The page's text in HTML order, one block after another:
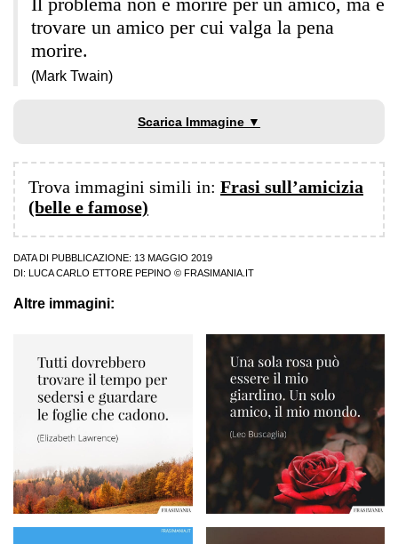
trovare un amico per cui valga la pena
morire.
(Mark Twain)
Scarica Immagine ▼
Trova immagini simili in: Frasi sull’amicizia
(belle e famose)
DATA DI PUBBLICAZIONE: 13 MAGGIO 2019
DI:
LUCA CARLO ETTORE PEPINO © FRASIMANIA.IT
Altre immagini: